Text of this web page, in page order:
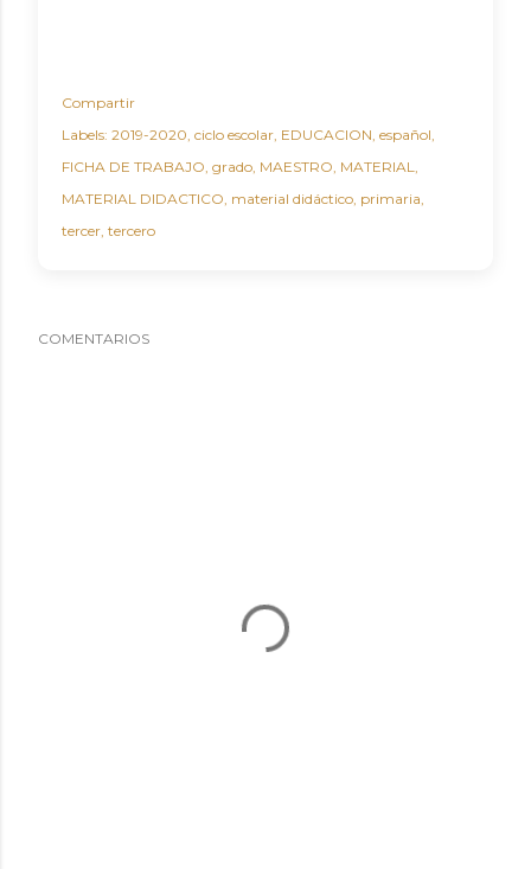
Compartir
Labels: 2019-2020 ciclo escolar EDUCACION español
FICHA DE TRABAJO grado MAESTRO MATERIAL
MATERIAL DIDACTICO material didáctico primaria
tercer tercero
COMENTARIOS